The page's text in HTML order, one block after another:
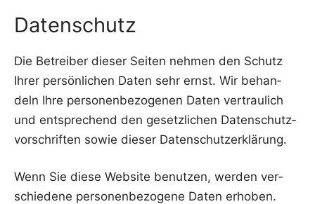
Datenschutz
Die Betrei­ber die­ser Sei­ten neh­men den Schutz
Ihrer per­sön­li­chen Daten sehr ernst. Wir behan­
deln Ihre per­so­nen­be­zo­ge­nen Daten ver­trau­lich
und ent­spre­chend den gesetz­li­chen Daten­schutz­
vor­schrif­ten sowie die­ser Datenschutzerklärung.
Wenn Sie die­se Web­site benut­zen, wer­den ver­
schie­de­ne per­so­nen­be­zo­ge­ne Daten erho­ben.